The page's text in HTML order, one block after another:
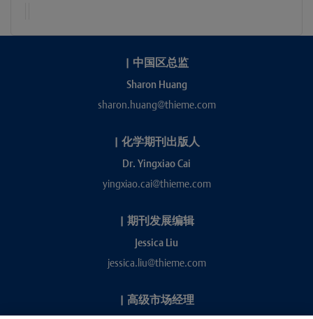
| 中国区总监
Sharon Huang
sharon.huang@thieme.com
| 化学期刊出版人
Dr. Yingxiao Cai
yingxiao.cai@thieme.com
| 期刊发展编辑
Jessica Liu
jessica.liu@thieme.com
| 高级市场经理